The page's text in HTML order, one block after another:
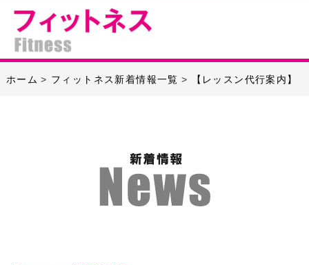
ホーム フィットネス新着情報一覧 【レッスン代行案内】